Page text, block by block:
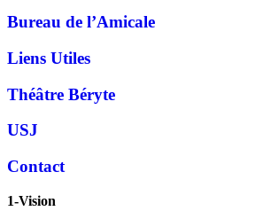
Bureau de l’Amicale
Liens Utiles
Théâtre Béryte
USJ
Contact
1-Vision